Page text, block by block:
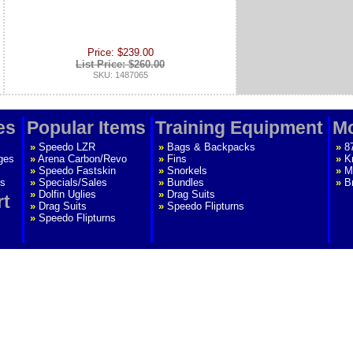
Price: $239.00
List Price: $260.00
SKU: 1487065
Popular Items
» Speedo LZR
» Arena Carbon/Revo
» Speedo Fastskin
» Specials/Sales
» Dolfin Uglies
» Drag Suits
» Speedo Flipturns
Training Equipment
» Bags & Backpacks
» Fins
» Snorkels
» Bundles
» Drag Suits
» Speedo Flipturns
»
»
»
»